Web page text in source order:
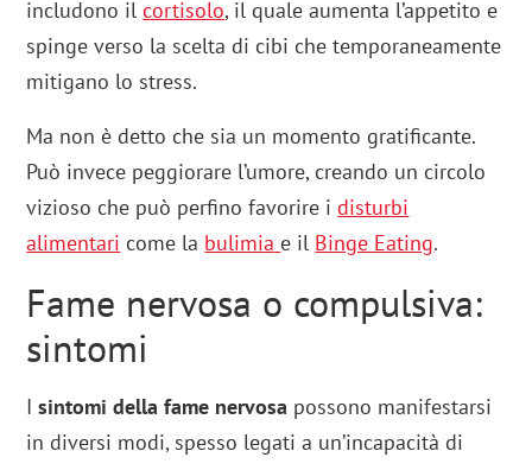
includono ilcortisolo, il quale aumenta l’appetito e
spinge verso la scelta di cibi che temporaneamente
mitigano lo stress.
Ma non è detto che sia un momento gratificante.
Può invece peggiorare l’umore, creando un circolo
vizioso che può perfino favorire idisturbi
alimentari come la bulimia e il Binge Eating.
Fame nervosa o compulsiva:
sintomi
Isintomi della fame nervosa possono manifestarsi
in diversi modi, spesso legati a un’incapacità di